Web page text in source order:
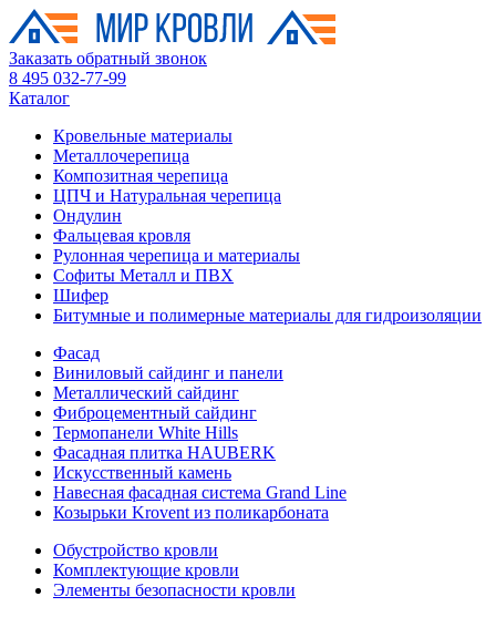
Заказать обратный звонок
8 495 032-77-99
Каталог
Кровельные материалы
Металлочерепица
Композитная черепица
ЦПЧ и Натуральная черепица
Ондулин
Фальцевая кровля
Рулонная черепица и материалы
Софиты Металл и ПВХ
Шифер
Битумные и полимерные материалы для гидроизоляции
Фасад
Виниловый сайдинг и панели
Металлический сайдинг
Фиброцементный сайдинг
Термопанели White Hills
Фасадная плитка HAUBERK
Искусственный камень
Навесная фасадная система Grand Line
Козырьки Krovent из поликарбоната
Обустройство кровли
Комплектующие кровли
Элементы безопасности кровли